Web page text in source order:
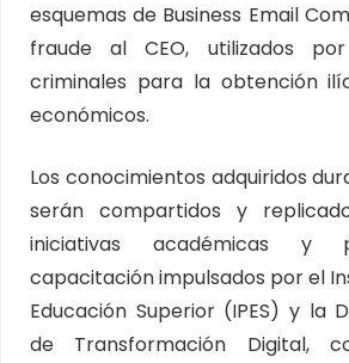
esquemas de Business Email
fraude al CEO, utilizados por
criminales para la obtención
económicos.
Los conocimientos adquiridos
serán compartidos y
iniciativas académicas y
capacitación impulsados por el
Educación Superior (IPES) y la
de Transformación Digital,